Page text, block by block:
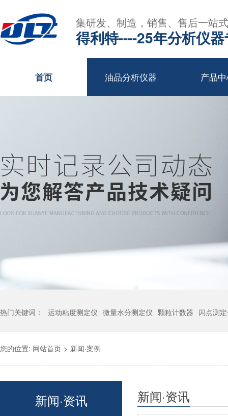
集研发、制造，销售、售后一站
得利特----25年分析仪
首页 油品分析仪器 产品
热门关键词： 运动粘度测定仪 微量水分测定仪 颗粒计数器 闪点测
您的位置: 网站首页 > 新闻·案例
新闻·资讯
新闻·资讯